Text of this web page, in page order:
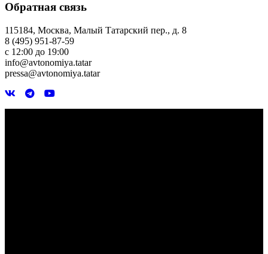
Обратная связь
115184, Москва, Малый Татарский пер., д. 8
8 (495) 951-87-59
с 12:00 до 19:00
info@avtonomiya.tatar
pressa@avtonomiya.tatar